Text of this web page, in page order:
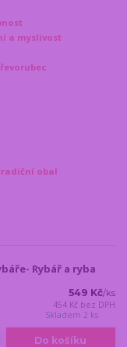
a myslivost
obal
Rybář a ryba
549 Kč/ks
454 Kč bez DPH
Skladem 2 ks
Do košíku